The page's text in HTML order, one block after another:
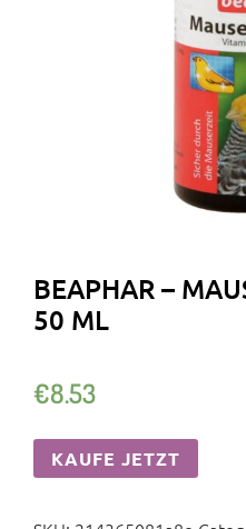
BEAPHAR –
50 ML
€8.53
KAUFE JETZT